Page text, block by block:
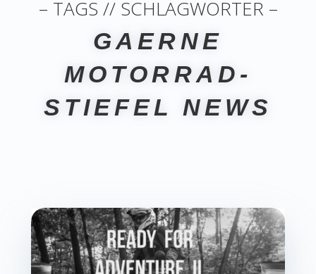
– TAGS // SCHLAGWÖRTER –
GAERNE
MOTORRAD-
STIEFEL NEWS